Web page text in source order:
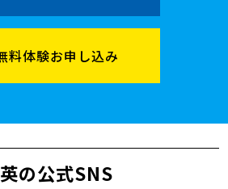
料体験お申し込み
の公式SNS